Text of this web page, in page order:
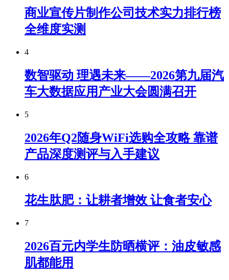
商业宣传片制作公司技术实力排行榜
全维度实测
4
数智驱动 理遇未来——2026第九届汽
车大数据应用产业大会圆满召开
5
2026年Q2随身WiFi选购全攻略 靠谱
产品深度测评与入手建议
6
花生肽肥：让耕者增效 让食者安心
7
2026百元内学生防晒横评：油皮敏感
肌都能用